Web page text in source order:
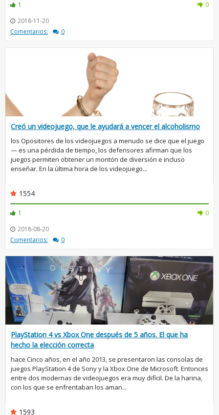
1
0
2018-11-20
Comentarios:
0
Creó un videojuego, que le ayudará a vencer el alcoholismo
los Opositores de los videojuegos a menudo se dice que el juego
— es una pérdida de tiempo, los defensores afirman que los
juegos permiten obtener un montón de diversión e incluso
enseñar. En la última hora de los videojuego...
1554
1
0
2018-08-20
Comentarios:
0
PlayStation 4 vs Xbox One después de 5 años. El que ha
hecho la elección correcta
hace Cinco años, en el año 2013, se presentaron las consolas de
juegos PlayStation 4 de Sony y la Xbox One de Microsoft. Entonces
entre dos modernas de videojuegos era muy difícil. De la harina,
con los que se enfrentaban los aman...
1593